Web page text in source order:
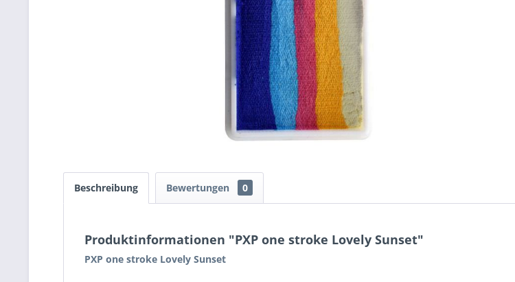
Beschreibung Bewertungen 0
Produktinformationen "PXP one stroke Lovely Sunset"
PXP one stroke Lovely Sunset